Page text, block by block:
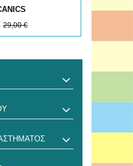
29,00 €